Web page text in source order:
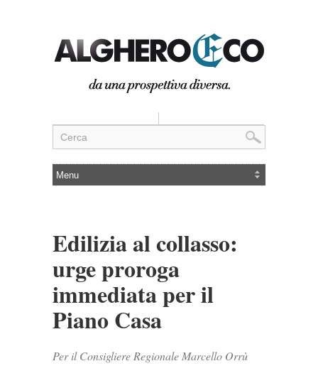
Edilizia al collasso:
urge proroga
immediata per il
Piano Casa
Per il Consigliere Regionale Marcello Orrù